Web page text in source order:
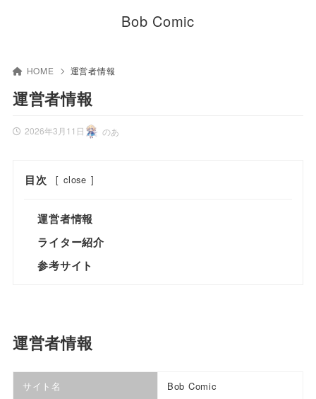
Bob Comic
HOME 運営者情報
運営者情報
2026年3月11日 のあ
目次 [ close ]
運営者情報
ライター紹介
参考サイト
運営者情報
サイト名 Bob Comic